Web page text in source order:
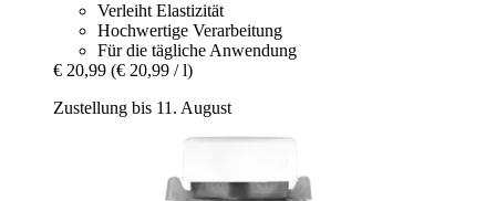
Verleiht Elastizität
Hochwertige Verarbeitung
Für die tägliche Anwendung
€ 20,99 (€ 20,99 / l)
Zustellung bis 11. August